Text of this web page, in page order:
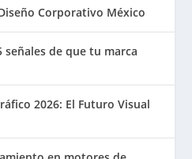
Corporativo México
de que tu marca
2026: El Futuro Visual